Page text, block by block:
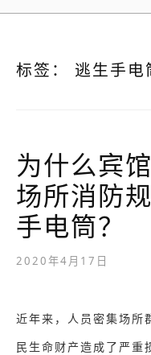
标签： 逃生手电
为什么宾
场所消防
手电筒？
2020年4月17日
近年来，人员密集场所
民生命财产造成了严重